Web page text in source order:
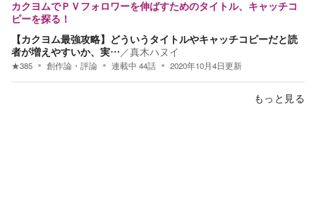
カクヨムでＰＶフォロワーを伸ばすためのタイトル、キャッチコ
ピーを探る！
【カクヨム最強攻略】どういうタイトルやキャッチコピーだと読
者が増えやすいか、実… ／真木ハヌイ
★385 創作論・評論 連載中 44話 2020年10月4日更新
もっと見る